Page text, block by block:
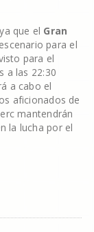
que el Gran
para el
para el
a las 22:30
a cabo el
aficionados de
mantendrán
la lucha por el